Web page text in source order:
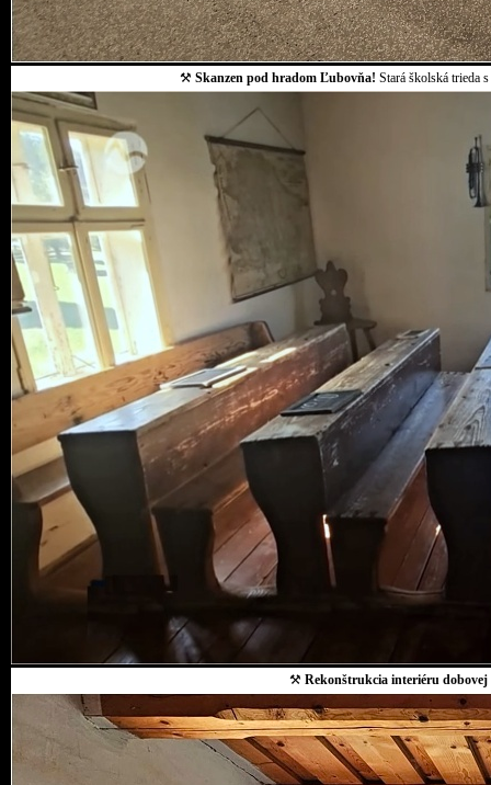
⚒ Skanzen pod hradom Ľubovňa! Stará školská trieda
⚒Rekonštrukcia interiéru